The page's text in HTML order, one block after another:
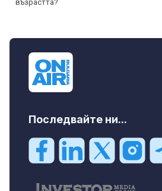
Последвайте ни...